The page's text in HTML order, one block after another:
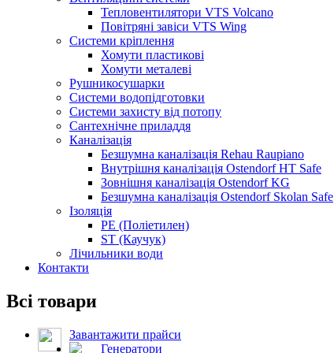
Тепловентилятори VTS Volcano
Повітряні завіси VTS Wing
Системи кріплення
Хомути пластикові
Хомути металеві
Рушникосушарки
Системи водопідготовки
Системи захисту від потопу
Сантехнічне приладдя
Каналізація
Безшумна каналізація Rehau Raupiano
Внутрішня каналізація Ostendorf HT Safe
Зовнішня каналізація Ostendorf KG
Безшумна каналізація Ostendorf Skolan Safe
Ізоляція
PE (Поліетилен)
ST (Каучук)
Лічильники води
Контакти
Всі товари
Завантажити прайси
Генератори